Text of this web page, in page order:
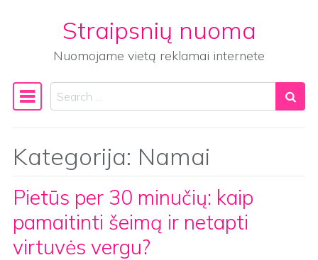
Straipsnių nuoma
Nuomojame vietą reklamai internete
Main Navigation
Search
Kategorija: Namai
Pietūs per 30 minučių: kaip
pamaitinti šeimą ir netapti
virtuvės vergu?